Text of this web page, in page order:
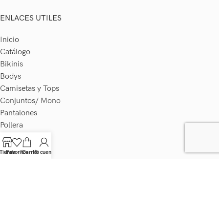
ENLACES UTILES
Inicio
Catálogo
Bikinis
Bodys
Camisetas y Tops
Conjuntos/ Mono
Pantalones
Pollera
Tapados
Vestidos
FavoritosCarritoMi cuenta